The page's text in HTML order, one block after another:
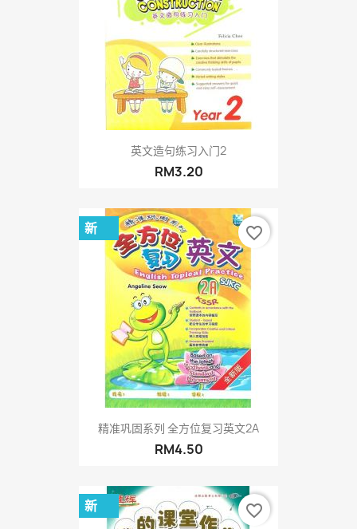
英文造句练习入门2
RM3.20
精准巩固系列 全方位复习英文2A
RM4.50
新 favorite_border
新 favorite_border